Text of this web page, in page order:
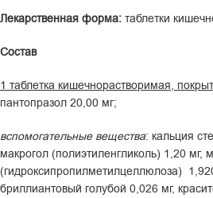
Лекарственная форма: таблетки
Состав
1 таблетка кишечнорастворимая,
пантопразол 20,00 мг;
вспомогательные вещества: кальция
макрогол (полиэтиленгликоль) 1,20
(гидроксипропилметилцеллюлоза)
бриллиантовый голубой 0,026 мг,